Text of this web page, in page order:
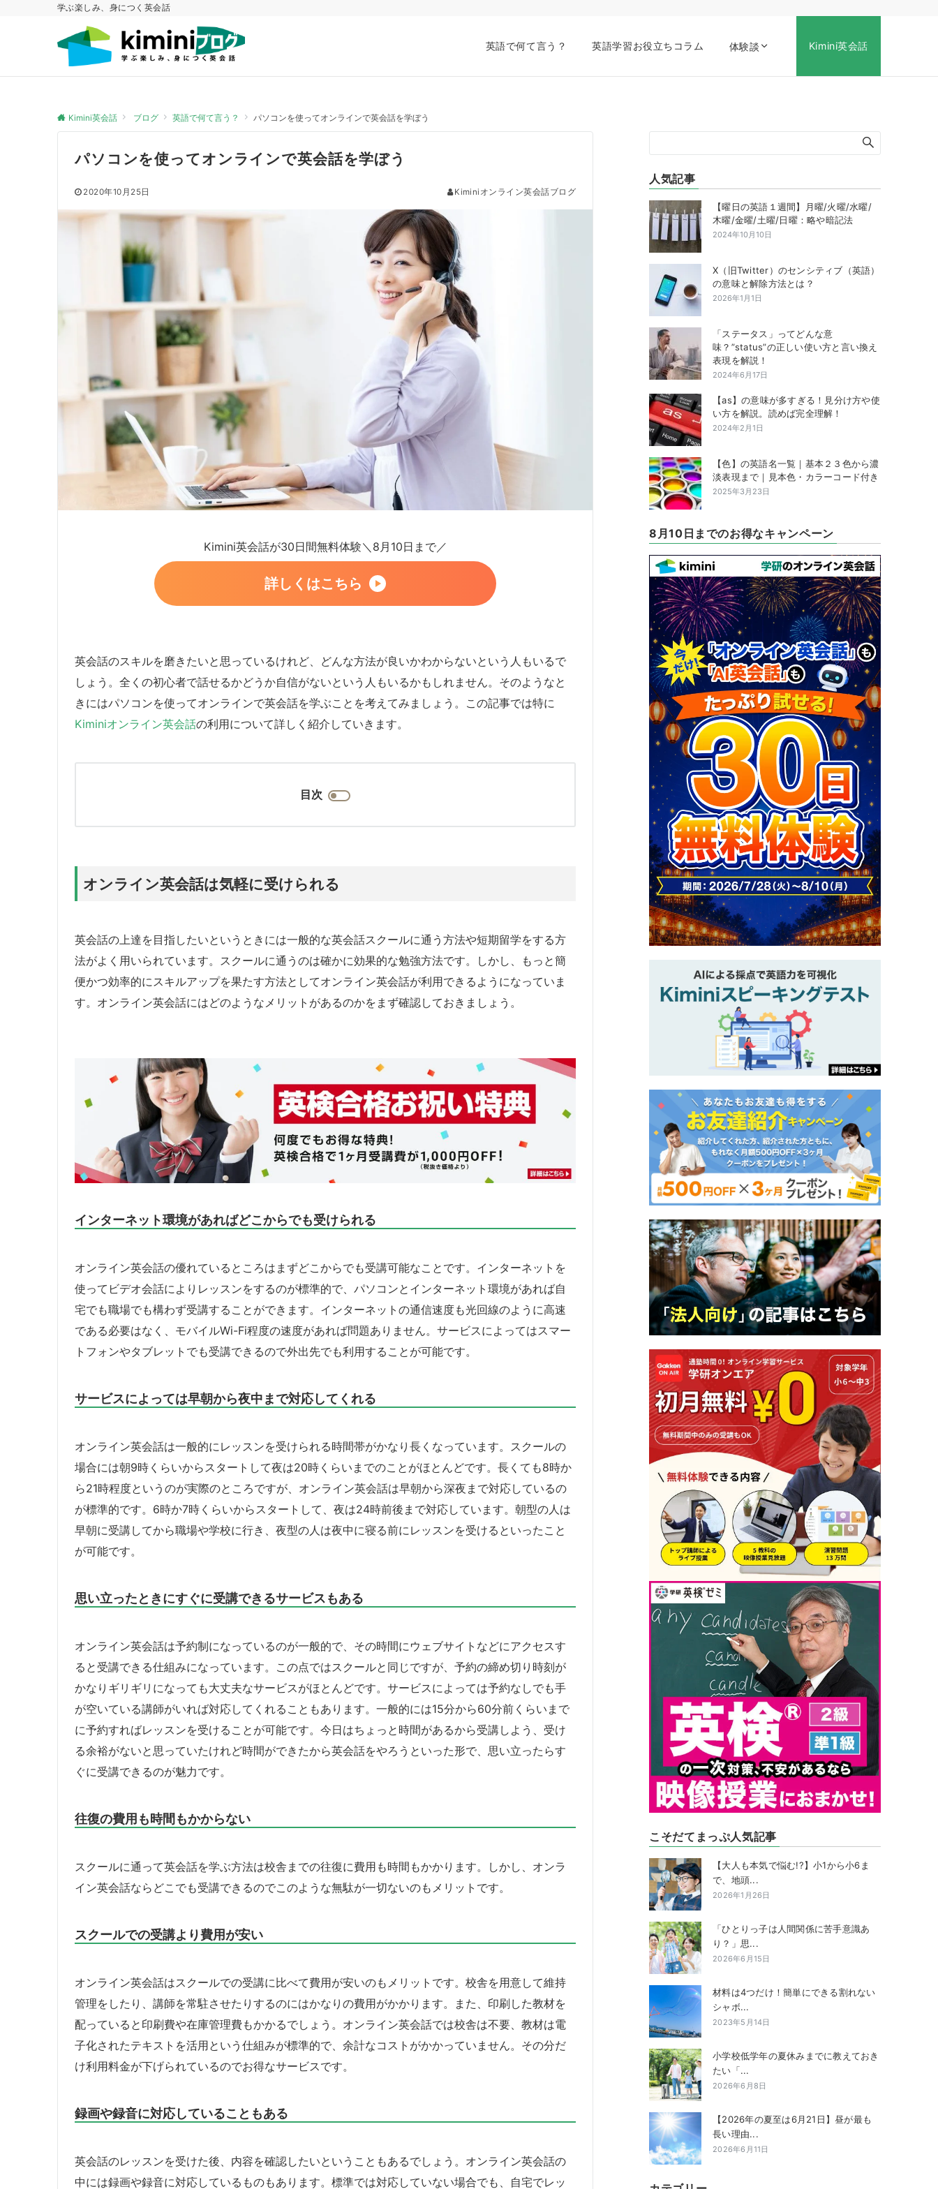
学ぶ楽しみ、身につく英会話
英語で何て言う？ 英語学習お役立ちコラム 体験談 Kimini英会話
Kimini英会話 ブログ 英語で何て言う？ パソコンを使ってオンラインで英会話を学ぼう
パソコンを使ってオンラインで英会話を学ぼう
2020年10月25日 Kiminiオンライン英会話ブログ
Kimini英会話が30日間無料体験＼8月10日まで／
詳しくはこちら
英会話のスキルを磨きたいと思っているけれど、どんな方法が良いかわからないという人もいるで
しょう。全くの初心者で話せるかどうか自信がないという人もいるかもしれません。そのようなと
きにはパソコンを使ってオンラインで英会話を学ぶことを考えてみましょう。この記事では特に
Kiminiオンライン英会話の利用について詳しく紹介していきます。
目次
オンライン英会話は気軽に受けられる
英会話の上達を目指したいというときには一般的な英会話スクールに通う方法や短期留学をする方
法がよく用いられています。スクールに通うのは確かに効果的な勉強方法です。しかし、もっと簡
便かつ効率的にスキルアップを果たす方法としてオンライン英会話が利用できるようになっていま
す。オンライン英会話にはどのようなメリットがあるのかをまず確認しておきましょう。
インターネット環境があればどこからでも受けられる
オンライン英会話の優れているところはまずどこからでも受講可能なことです。インターネットを
使ってビデオ会話によりレッスンをするのが標準的で、パソコンとインターネット環境があれば自
宅でも職場でも構わず受講することができます。インターネットの通信速度も光回線のように高速
である必要はなく、モバイルWi-Fi程度の速度があれば問題ありません。サービスによってはスマー
トフォンやタブレットでも受講できるので外出先でも利用することが可能です。
サービスによっては早朝から夜中まで対応してくれる
オンライン英会話は一般的にレッスンを受けられる時間帯がかなり長くなっています。スクールの
場合には朝9時くらいからスタートして夜は20時くらいまでのことがほとんどです。長くても8時か
ら21時程度というのが実際のところですが、オンライン英会話は早朝から深夜まで対応しているの
が標準的です。6時か7時くらいからスタートして、夜は24時前後まで対応しています。朝型の人は
早朝に受講してから職場や学校に行き、夜型の人は夜中に寝る前にレッスンを受けるといったこと
が可能です。
思い立ったときにすぐに受講できるサービスもある
オンライン英会話は予約制になっているのが一般的で、その時間にウェブサイトなどにアクセスす
ると受講できる仕組みになっています。この点ではスクールと同じですが、予約の締め切り時刻が
かなりギリギリになっても大丈夫なサービスがほとんどです。サービスによっては予約なしでも手
が空いている講師がいれば対応してくれることもあります。一般的には15分から60分前くらいまで
に予約すればレッスンを受けることが可能です。今日はちょっと時間があるから受講しよう、受け
る余裕がないと思っていたけれど時間ができたから英会話をやろうといった形で、思い立ったらす
ぐに受講できるのが魅力です。
往復の費用も時間もかからない
スクールに通って英会話を学ぶ方法は校舎までの往復に費用も時間もかかります。しかし、オンラ
イン英会話ならどこでも受講できるのでこのような無駄が一切ないのもメリットです。
スクールでの受講より費用が安い
オンライン英会話はスクールでの受講に比べて費用が安いのもメリットです。校舎を用意して維持
管理をしたり、講師を常駐させたりするのにはかなりの費用がかかります。また、印刷した教材を
配っていると印刷費や在庫管理費もかかるでしょう。オンライン英会話では校舎は不要、教材は電
子化されたテキストを活用という仕組みが標準的で、余計なコストがかかっていません。その分だ
け利用料金が下げられているのでお得なサービスです。
録画や録音に対応していることもある
英会話のレッスンを受けた後、内容を確認したいということもあるでしょう。オンライン英会話の
中には録画や録音に対応しているものもあります。標準では対応していない場合でも、自宅でレッ
人気記事
【曜日の英語１週間】月曜/火曜/水曜/
木曜/金曜/土曜/日曜：略や暗記法
2024年10月10日
X（旧Twitter）のセンシティブ（英語）
の意味と解除方法とは？
2026年1月1日
「ステータス」ってどんな意
味？”status”の正しい使い方と言い換え
表現を解説！
2024年6月17日
【as】の意味が多すぎる！見分け方や使
い方を解説。読めば完全理解！
2024年2月1日
【色】の英語名一覧｜基本２３色から濃
淡表現まで｜見本色・カラーコード付き
2025年3月23日
8月10日までのお得なキャンペーン
こそだてまっぷ人気記事
【大人も本気で悩む!?】小1から小6ま
で、地頭...
2026年1月26日
「ひとりっ子は人間関係に苦手意識あ
り？」思...
2026年6月15日
材料は4つだけ！簡単にできる割れない
シャボ...
2023年5月14日
小学校低学年の夏休みまでに教えておき
たい「...
2026年6月8日
【2026年の夏至は6月21日】昼が最も
長い理由...
2026年6月11日